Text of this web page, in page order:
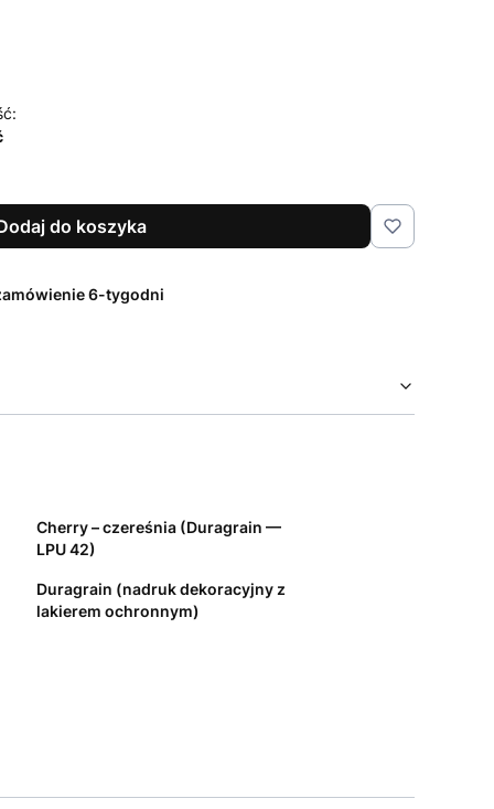
do koszyka
6-tygodni
Cherry – czereśnia (Duragrain —
LPU 42)
Duragrain (nadruk dekoracyjny z
lakierem ochronnym)